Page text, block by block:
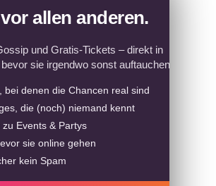
allen anderen.
und Gratis-Tickets – direkt in
sie irgendwo sonst auftauchen.
bei denen die Chancen real sind
die (noch) niemand kennt
zu Events & Partys
sie online gehen
kein Spam